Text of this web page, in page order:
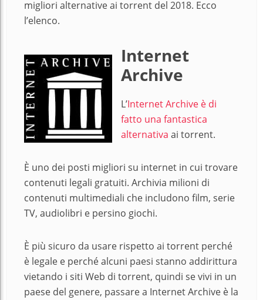
migliori alternative ai torrent del 2018. Ecco
l’elenco.
Internet
Archive
L’Internet Archive è di
fatto una fantastica
alternativa ai torrent.
È uno dei posti migliori su internet in cui trovare
contenuti legali gratuiti. Archivia milioni di
contenuti multimediali che includono film, serie
TV, audiolibri e persino giochi.
È più sicuro da usare rispetto ai torrent perché
è legale e perché alcuni paesi stanno addirittura
vietando i siti Web di torrent, quindi se vivi in ​​un
paese del genere, passare a Internet Archive è la